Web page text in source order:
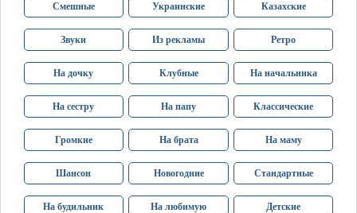
Смешные Украинские Казахские
Звуки Из рекламы Ретро
На дочку Клубные На начальника
На сестру На папу Классические
Громкие На брата На маму
Шансон Новогодние Стандартные
На будильник На любимую Детские